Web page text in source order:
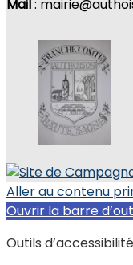
Mail:
Aller au contenu
Ouvrir la barre
Outils d’accessibilité